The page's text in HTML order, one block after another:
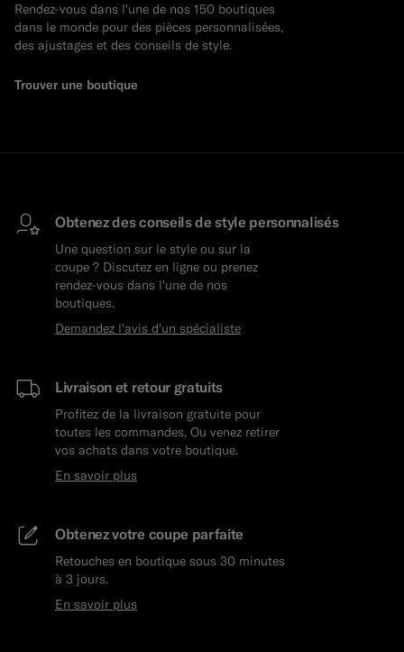
Rendez-vous dans l'une de nos 150 boutiques
dans le monde pour des pièces personnalisées,
des ajustages et des conseils de style.
Trouver une boutique
Obtenez des conseils de style personnalisés
Une question sur le style ou sur la
coupe ? Discutez en ligne ou prenez
rendez-vous dans l'une de nos
boutiques.
Demandez l'avis d'un spécialiste
Livraison et retour gratuits
Profitez de la livraison gratuite pour
toutes les commandes, Ou venez retirer
vos achats dans votre boutique.
En savoir plus
Obtenez votre coupe parfaite
Retouches en boutique sous 30 minutes
à 3 jours.
En savoir plus